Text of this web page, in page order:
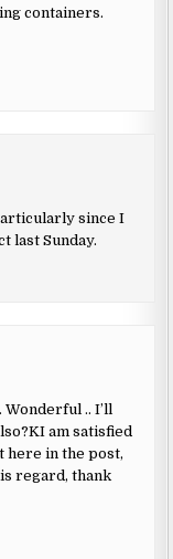
containers.
since I
last Sunday.
.. I’ll
am satisfied
here in the post,
regard, thank